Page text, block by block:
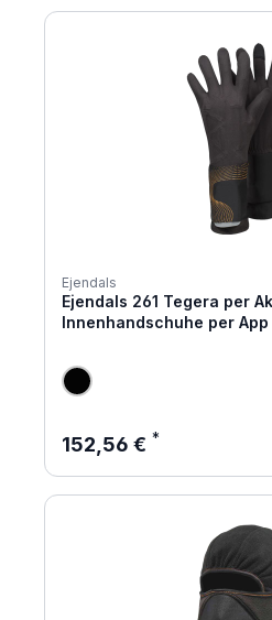
Ejendals
Ejendals 261 Tegera per
Innenhandschuhe per
Regulärer Preis:
152,56 €